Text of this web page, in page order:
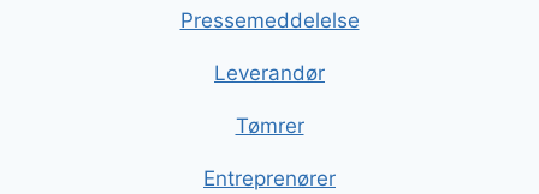
Pressemeddelelse
Leverandør
Tømrer
Entreprenører